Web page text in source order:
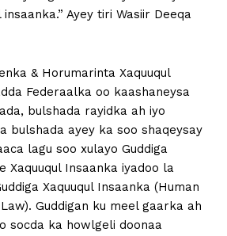
insaanka.” Ayey tiri Wasiir Deeqa
& Horumarinta Xaquuqul
Federaalka oo kaashaneysa
bulshada rayidka ah iyo
bulshada ayey ka soo shaqeysay
lagu soo xulayo Guddiga
Xaquuqul Insaanka iyadoo la
Xaquuqul Insaanka (Human
Guddigan ku meel gaarka ah
socda ka howlgeli doonaa